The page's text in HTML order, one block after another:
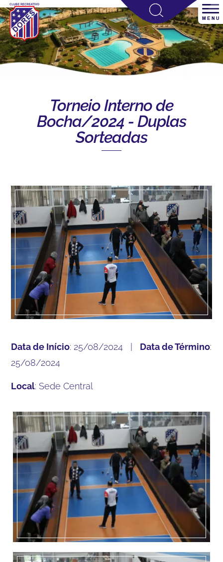
Torneio Interno de
Bocha/2024 - Duplas
Sorteadas
Data de Início: 25/08/2024 | Data de Término:
25/08/2024
Local: Sede Central